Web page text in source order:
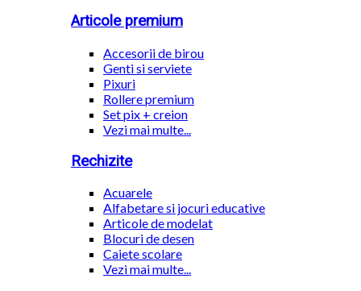
Articole premium
Accesorii de birou
Genti si serviete
Pixuri
Rollere premium
Set pix + creion
Vezi mai multe...
Rechizite
Acuarele
Alfabetare si jocuri educative
Articole de modelat
Blocuri de desen
Caiete scolare
Vezi mai multe...